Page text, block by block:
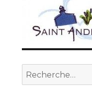
Recherche
pour :